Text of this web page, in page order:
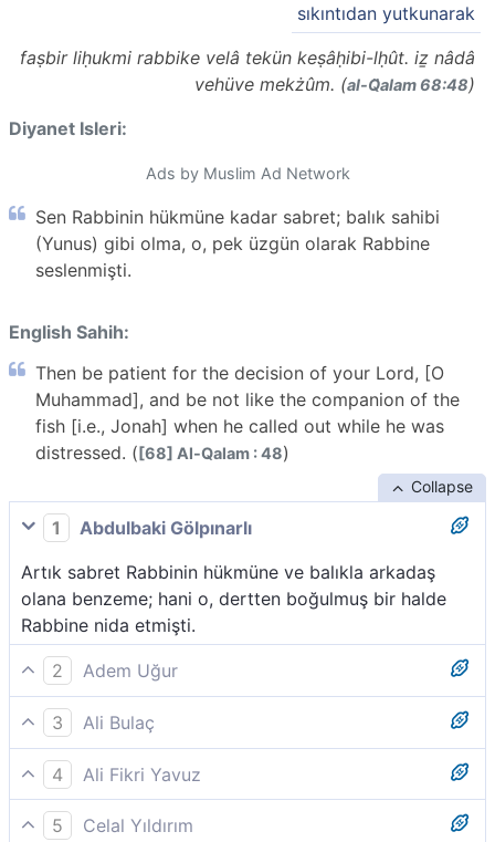
sıkıntıdan yutkunarak
faṣbir liḥukmi rabbike velâ tekün keṣâḥibi-lḥût. iẕ nâdâ
vehüve mekżûm. (al-Q̈alam 68:48)
Diyanet Isleri:
Ads by Muslim Ad Network
Sen Rabbinin hükmüne kadar sabret; balık sahibi
(Yunus) gibi olma, o, pek üzgün olarak Rabbine
seslenmişti.
English Sahih:
Then be patient for the decision of your Lord, [O
Muhammad], and be not like the companion of the
fish [i.e., Jonah] when he called out while he was
distressed. ([68] Al-Qalam : 48)
Collapse
1
Abdulbaki Gölpınarlı
Artık sabret Rabbinin hükmüne ve balıkla arkadaş
olana benzeme; hani o, dertten boğulmuş bir halde
Rabbine nida etmişti.
2
Adem Uğur
Sen Rabbinin hükmünü sabırla bekle. Balık sahibi
(Yunus) gibi olma. Hani o, dertli dertli Rabbine niyaz
etmişti.
3
Ali Bulaç
Şimdi sen, Rabbinin hükmüne sabret ve balık sahibi
(Yunus) gibi olma; hani o, içi kahır dolu olarak
(Rabbine) çağrıda bulunmuştu.
4
Ali Fikri Yavuz
O halde (Ey Rasûlüm, Allah’ın kâfirlere mühlet
5
Celal Yıldırım